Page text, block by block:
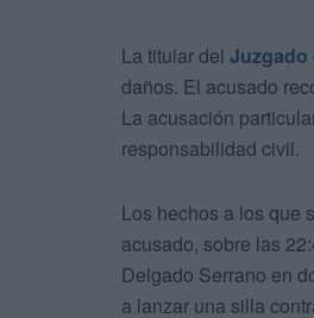
La titular del Juzgado
daños. El acusado
La acusación
responsabilidad civil.
Los hechos a los que
acusado, sobre las
Delgado Serrano en
a lanzar una silla